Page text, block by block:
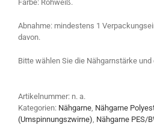
Farbe: Rohweiß.
Abnahme: mindestens 1
davon.
Bitte wählen Sie die Nähgarnstärke
Artikelnummer: n. a.
Kategorien: Nähgarne, Nähgarne
(Umspinnungszwirne), Nähgarne PES/